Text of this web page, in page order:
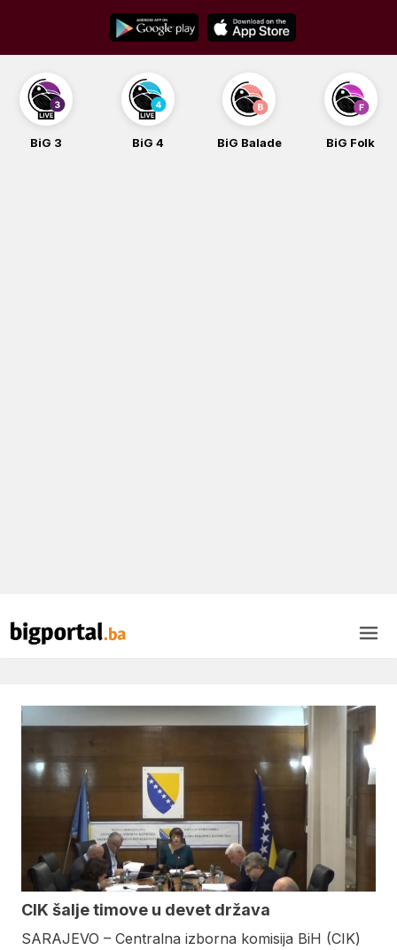
content
BiG 3 BiG 4 BiG Balade BiG Folk
CIK šalje timove u devet država
SARAJEVO – Centralna izborna komisija BiH (CIK)